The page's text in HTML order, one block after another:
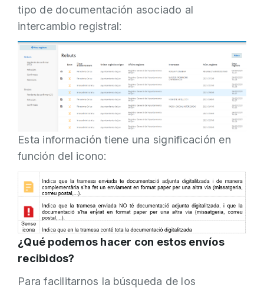
tipo de documentación asociado al
intercambio registral:
Esta información tiene una significación en
función del icono:
¿Qué podemos hacer con estos envíos
recibidos?
Para facilitarnos la búsqueda de los